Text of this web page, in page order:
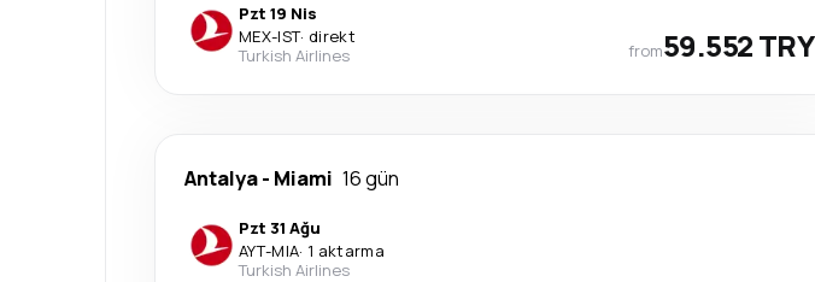
Pzt 19 Nis
MEX-IST· direkt
Turkish Airlines
from59.552 TRY
Antalya- Miami 16 gün
Pzt 31 Ağu
AYT-MIA· 1 aktarma
Turkish Airlines